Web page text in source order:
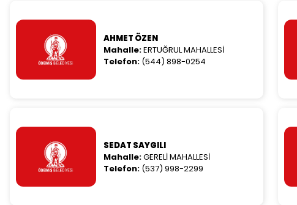
AHMET ÖZEN
Mahalle:ERTUĞRUL MAHALLESİ
Telefon: (544) 898-0254
SEDAT SAYGILI
Mahalle:GERELİ MAHALLESİ
Telefon: (537) 998-2299